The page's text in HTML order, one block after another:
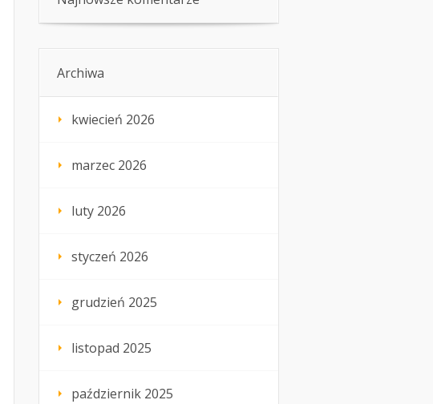
Archiwa
kwiecień 2026
marzec 2026
luty 2026
styczeń 2026
grudzień 2025
listopad 2025
październik 2025